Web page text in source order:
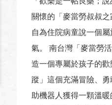
關懷的「麥當勞叔叔
自為住院病童說一個
氣。 南台灣「麥當勞
造一個專屬於孩子的
蹤」這個充滿冒險、
助機器人獲得一顆溫